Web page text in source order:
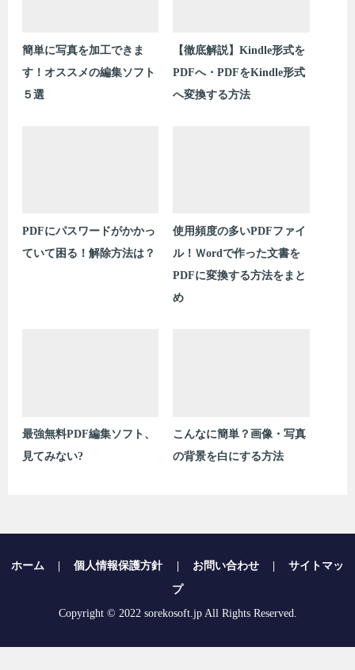
簡単に写真を加工できま
す！オススメの編集ソフト
５選
【徹底解説】Kindle形式を
PDFへ・PDFをKindle形式
へ変換する方法
PDFにパスワードがかかっ
ていて困る！解除方法は？
使用頻度の多いPDFファイ
ル！Ｗordで作った文書を
PDFに変換する方法をまと
め
最強無料PDF編集ソフト、
見てみない?
こんなに簡単？画像・写真
の背景を白にする方法
ホーム 個人情報保護方針 お問い合わせ
サイトマッ
プ
Copyright © 2022 sorekosoft.jp All Rights Reserved.